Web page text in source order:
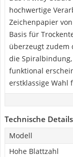
hochwertige
Zeichenpapier
Basis für
überzeugt zudem
die
funktional
erstklassige Wahl
Technische Details
Modell
Hohe Blattzahl